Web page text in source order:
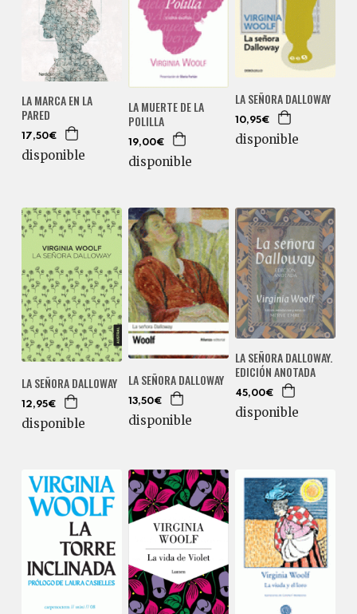
LA MARCA EN LA
PARED
17,50€
disponible
LA MUERTE DE LA
POLILLA
19,00€
disponible
LA SEÑORA DALLOWAY
10,95€
disponible
LA SEÑORA DALLOWAY
12,95€
disponible
LA SEÑORA DALLOWAY
13,50€
disponible
LA SEÑORA DALLOWAY.
EDICIÓN ANOTADA
45,00€
disponible